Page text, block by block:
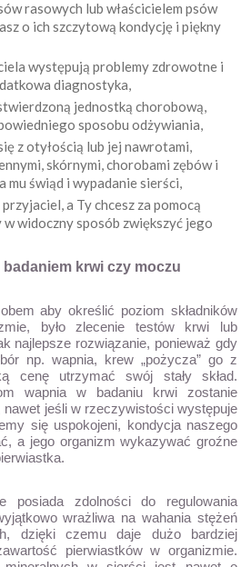
rasowych lub właścicielem psów
o ich szczytową kondycję i piękny
występują problemy zdrowotne i
diagnostyka,
jednostką chorobową,
sposobu odżywiania,
z otyłością lub jej nawrotami,
skórnymi, chorobami zębów i
mu świąd i wypadanie sierści,
a Ty chcesz za pomocą
widoczny sposób zwiększyć jego
badaniem krwi czy moczu
aby określić poziom składników
było zlecenie testów krwi lub
najlepsze rozwiązanie, ponieważ gdy
np. wapnia, krew „pożycza” go z
cenę utrzymać swój stały skład.
wapnia w badaniu krwi zostanie
nawet jeśli w rzeczywistości występuje
się uspokojeni, kondycja naszego
a jego organizm wykazywać groźne
posiada zdolności do regulowania
wrażliwa na wahania stężeń
dzięki czemu daje dużo bardziej
pierwiastków w organizmie.